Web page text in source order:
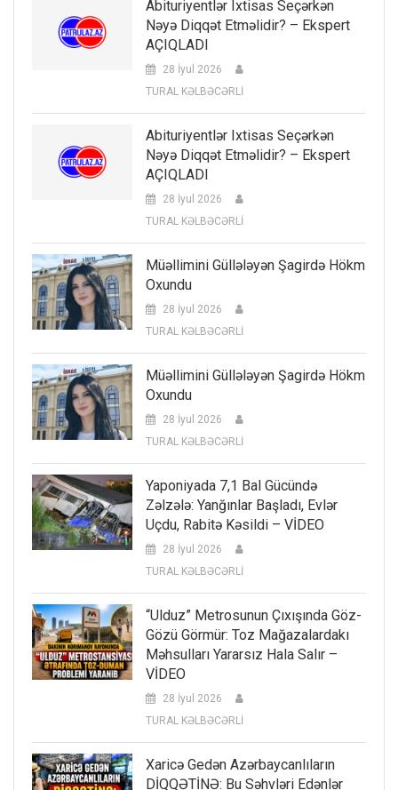
Abituriyentlər Ixtisas Seçərkən
Nəyə Diqqət Etməlidir? – Ekspert
AÇIQLADI
28 İyul 2026
TURAL KƏLBƏCƏRLİ
Abituriyentlər Ixtisas Seçərkən
Nəyə Diqqət Etməlidir? – Ekspert
AÇIQLADI
28 İyul 2026
TURAL KƏLBƏCƏRLİ
Müəllimini Güllələyən Şagirdə Hökm
Oxundu
28 İyul 2026
TURAL KƏLBƏCƏRLİ
Müəllimini Güllələyən Şagirdə Hökm
Oxundu
28 İyul 2026
TURAL KƏLBƏCƏRLİ
Yaponiyada 7,1 Bal Gücündə
Zəlzələ: Yanğınlar Başladı, Evlər
Uçdu, Rabitə Kəsildi – VİDEO
28 İyul 2026
TURAL KƏLBƏCƏRLİ
“Ulduz” Metrosunun Çıxışında Göz-
Gözü Görmür: Toz Mağazalardakı
Məhsulları Yararsız Hala Salır –
VİDEO
28 İyul 2026
TURAL KƏLBƏCƏRLİ
Xaricə Gedən Azərbaycanlıların
DİQQƏTİNƏ: Bu Səhvləri Edənlər